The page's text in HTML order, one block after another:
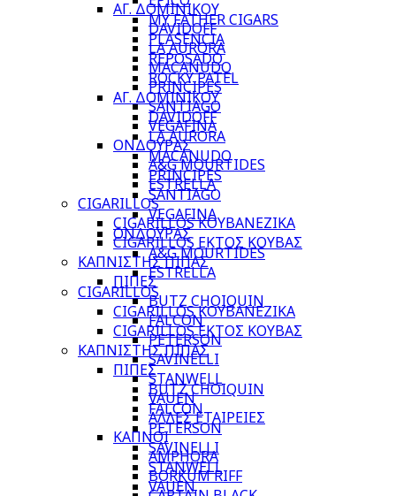
ΑΓ. ΔΟΜΙΝΙΚΟΥ
DAVIDOFF
LA AURORA
MACANUDO
PRINCIPES
SANTIAGO
VEGAFINA
ΟΝΔΟΥΡΑΣ
A&G MOURTIDES
ESTRELLA
CIGARILLOS
CIGARILLOS ΚΟΥΒΑΝΕΖΙΚΑ
CIGARILLOS ΕΚΤΟΣ ΚΟΥΒΑΣ
ΚΑΠΝΙΣΤΗΣ ΠΙΠΑΣ
ΠΙΠΕΣ
BUTZ CHOIQUIN
FALCON
PETERSON
SAVINELLI
STANWELL
VAUEN
ΑΛΛΕΣ ΕΤΑΙΡΕΙΕΣ
ΚΑΠΝΟΙ
AMPHORA
BORKUM RIFF
MY FATHER CIGARS
PLASENCIA
REPOSADO
ROCKY PATEL
ΑΓ. ΔΟΜΙΝΙΚΟΥ
DAVIDOFF
LA AURORA
MACANUDO
PRINCIPES
SANTIAGO
VEGAFINA
ΟΝΔΟΥΡΑΣ
A&G MOURTIDES
ESTRELLA
CIGARILLOS
CIGARILLOS ΚΟΥΒΑΝΕΖΙΚΑ
CIGARILLOS ΕΚΤΟΣ ΚΟΥΒΑΣ
ΚΑΠΝΙΣΤΗΣ ΠΙΠΑΣ
ΠΙΠΕΣ
BUTZ CHOIQUIN
FALCON
PETERSON
SAVINELLI
STANWELL
VAUEN